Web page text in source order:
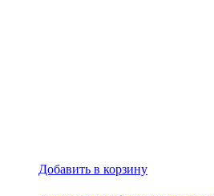
Добавить в корзину